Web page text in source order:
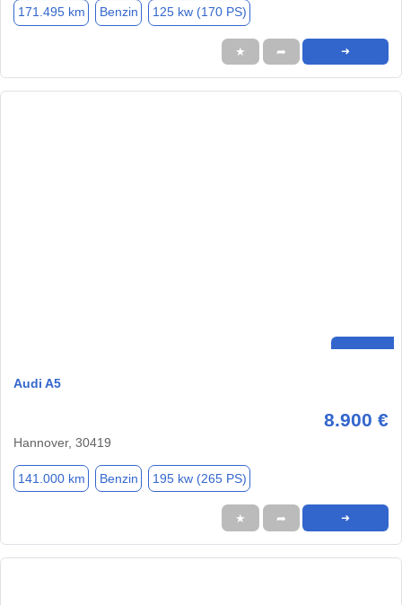
171.495 km Benzin 125 kw (170 PS)
★ ➦ ➜
Audi A5
8.900 €
Hannover, 30419
141.000 km Benzin 195 kw (265 PS)
★ ➦ ➜